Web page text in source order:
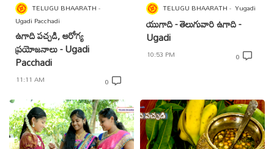
TELUGU BHAARATH
Ugadi Pacchadi
ఉగాది పచ్చడి, ఆరోగ్య
ప్రయోజనాలు - Ugadi
Pacchadi
11:11 AM 0
TELUGU BHAARATH Yugadi
యుగాది - తెలుగువారి ఉగాది -
Ugadi
10:53 PM 0